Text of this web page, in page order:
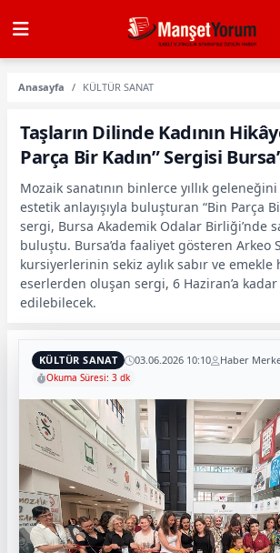
Anasayfa KÜLTÜR SANAT
Taşların Dilinde Kadının
Parça Bir Kadın” Sergisi
Mozaik sanatının binlerce yıllık
estetik anlayışıyla buluşturan “Bin Parça
sergi, Bursa Akademik Odalar Birliği’nde
buluştu. Bursa’da faaliyet gösteren Arkeo
kursiyerlerinin sekiz aylık sabır ve emekle
eserlerden oluşan sergi, 6 Haziran’a
edilebilecek.
KÜLTÜR SANAT 03.06.2026 10:10 Haber
Okuma Süresi: 3 dk